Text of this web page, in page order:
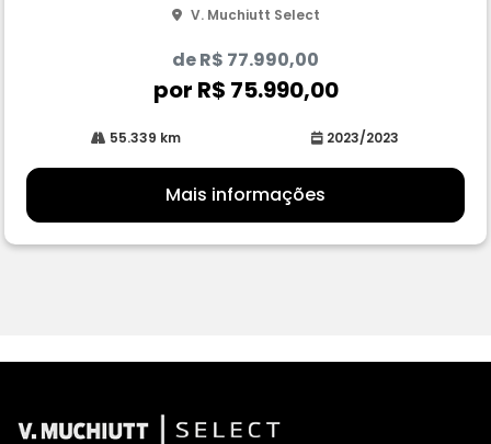
V. Muchiutt Select
de R$ 77.990,00
por R$ 75.990,00
55.339 km 2023/2023
Mais informações